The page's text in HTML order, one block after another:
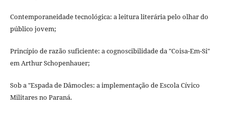
Contemporaneidade tecnológica: a leitura literária pelo olhar do
público jovem;
Princípio de razão suficiente: a cognoscibilidade da "Coisa-Em-Si"
em Arthur Schopenhauer;
Sob a "Espada de Dâmocles: a implementação de Escola Cívico
Militares no Paraná.